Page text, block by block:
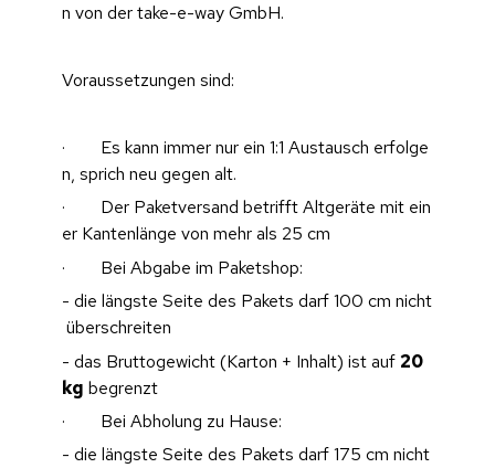
n von der take-e-way GmbH.
Voraussetzungen sind:
·        Es kann immer nur ein 1:1 Austausch erfolge
n, sprich neu gegen alt.
·        Der Paketversand betrifft Altgeräte mit ein
er Kantenlänge von mehr als 25 cm
·        Bei Abgabe im Paketshop:
- die längste Seite des Pakets darf 100 cm nicht
überschreiten
- das Bruttogewicht (Karton + Inhalt) ist auf 20
kg begrenzt
·        Bei Abholung zu Hause:
- die längste Seite des Pakets darf 175 cm nicht